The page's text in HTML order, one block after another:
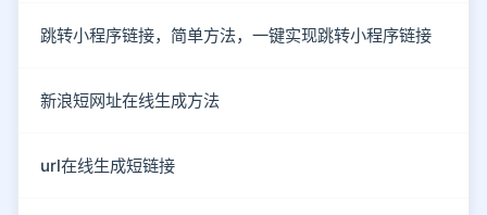
跳转小程序链接，简单方法，一键实现跳转小程序链接
新浪短网址在线生成方法
url在线生成短链接